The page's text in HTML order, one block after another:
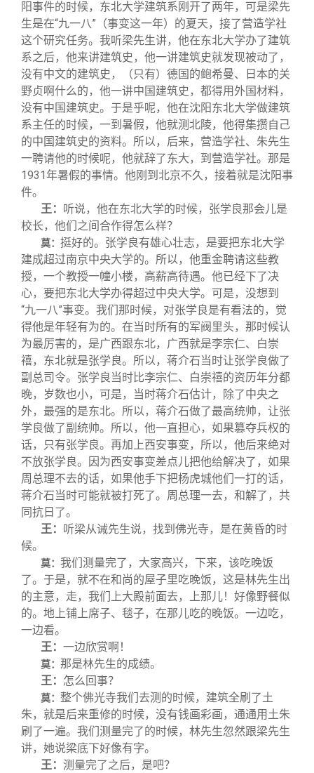
阳事件的时候，东北大学建筑系刚开了两年，可是梁先
生是在“九一八”（事变这一年）的夏天，接了营造学社
这个研究任务。我听梁先生讲，他在东北大学办了建筑
系之后，他来讲建筑史，他一讲建筑史就发现被动了，
没有中文的建筑史，（只有）德国的鲍希曼、日本的关
野贞啊什么的，他一讲中国建筑史，都得用外国材料，
没有中国建筑史。于是乎呢，他在沈阳东北大学做建筑
系主任的时候，一到暑假，他就测北陵，他得集攒自己
的中国建筑史的资料。所以，后来，营造学社、朱先生
一聘请他的时候呢，他就辞了东大，到营造学社。那是
1931年暑假的事情。他刚到北京不久，接着就是沈阳事
件。
王： 听说，他在东北大学的时候，张学良那会儿是
校长，他们之间合作得怎么样？
莫： 挺好的。张学良有雄心壮志，是要把东北大学
建成超过南京中央大学的。所以，他重金聘请这些教
授，一个教授一幢小楼，高薪高待遇。他已经下了决
心，要把东北大学办得超过中央大学。可是，没想到
“九一八”事变。我们那时候，对张学良是有看法的，觉
得他是年轻有为的。在当时所有的军阀里头，那时候认
为最厉害的，是广西跟东北，广西就是李宗仁、白崇
禧，东北就是张学良。所以，蒋介石当时让张学良做了
副总司令。张学良当时比李宗仁、白崇禧的资历年分都
晚，岁数也小，可是，当时蒋介石估计，除了中央之
外，最强的是东北。所以，蒋介石做了最高统帅，让张
学良做了副统帅。所以，他一直担心，如果篡夺兵权的
话，只有张学良。再加上西安事变，所以，他后来绝对
不放张学良。因为西安事变差点儿把他给解决了，如果
周总理不去的话，如果他手下把杨虎城他们一打的话，
蒋介石当时可能就被打死了。周总理一去，和解了，共
同抗日了。
王： 听梁从诫先生说，找到佛光寺，是在黄昏的时
候。
莫： 我们测量完了，大家高兴，下来，该吃晚饭
了。于是，就不在和尚的屋子里吃晚饭，这是林先生出
的主意，走，我们上大殿前面去，上那儿！好像野餐似
的。地上铺上席子、毯子，在那儿吃的晚饭。一边吃，
一边看。
王： 一边欣赏啊！
莫： 那是林先生的成绩。
王： 怎么回事？
莫： 整个佛光寺我们去测的时候，建筑全刷了土
朱，就是后来重修的时候，没有钱画彩画，通通用土朱
刷了一遍。我们测量完了的时候，林先生忽然跟梁先生
讲，她说梁底下好像有字。
王： 测量完了之后，是吧？